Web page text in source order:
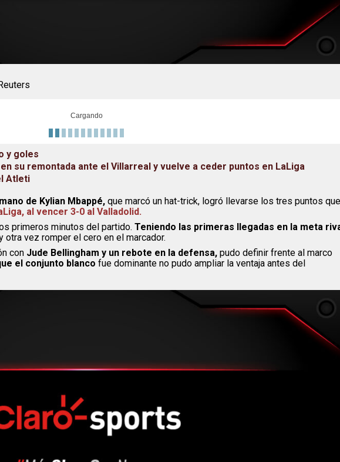
Cargando
y goles
su remontada ante el Villarreal y vuelve a ceder puntos en LaLiga
Atleti
de Kylian Mbappé, que marcó un hat-trick, logró llevarse los tres puntos que
al vencer 3-0 al Valladolid.
primeros minutos del partido. Teniendo las primeras llegadas en la meta
otra vez romper el cero en el marcador.
con Jude Bellingham y un rebote en la defensa, pudo definir frente al marco
el conjunto blanco fue dominante no pudo ampliar la ventaja antes del